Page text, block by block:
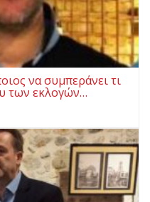
να συμπεράνει τι
των εκλογών…